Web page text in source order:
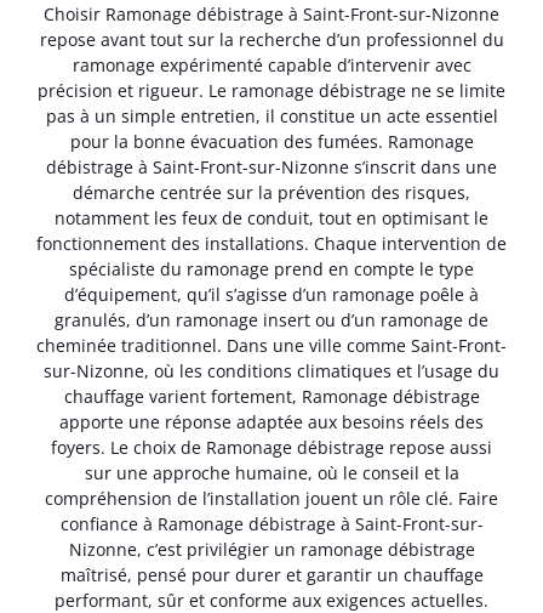
Choisir Ramonage débistrage à Saint-Front-sur-Nizonne
repose avant tout sur la recherche d’un professionnel du
ramonage expérimenté capable d’intervenir avec
précision et rigueur. Le ramonage débistrage ne se limite
pas à un simple entretien, il constitue un acte essentiel
pour la bonne évacuation des fumées. Ramonage
débistrage à Saint-Front-sur-Nizonne s’inscrit dans une
démarche centrée sur la prévention des risques,
notamment les feux de conduit, tout en optimisant le
fonctionnement des installations. Chaque intervention de
spécialiste du ramonage prend en compte le type
d’équipement, qu’il s’agisse d’un ramonage poêle à
granulés, d’un ramonage insert ou d’un ramonage de
cheminée traditionnel. Dans une ville comme Saint-Front-
sur-Nizonne, où les conditions climatiques et l’usage du
chauffage varient fortement, Ramonage débistrage
apporte une réponse adaptée aux besoins réels des
foyers. Le choix de Ramonage débistrage repose aussi
sur une approche humaine, où le conseil et la
compréhension de l’installation jouent un rôle clé. Faire
confiance à Ramonage débistrage à Saint-Front-sur-
Nizonne, c’est privilégier un ramonage débistrage
maîtrisé, pensé pour durer et garantir un chauffage
performant, sûr et conforme aux exigences actuelles.